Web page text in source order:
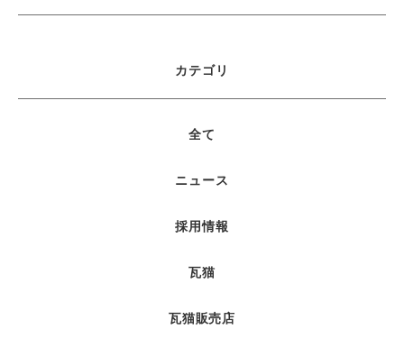
カテゴリ
全て
ニュース
採用情報
瓦猫
瓦猫販売店